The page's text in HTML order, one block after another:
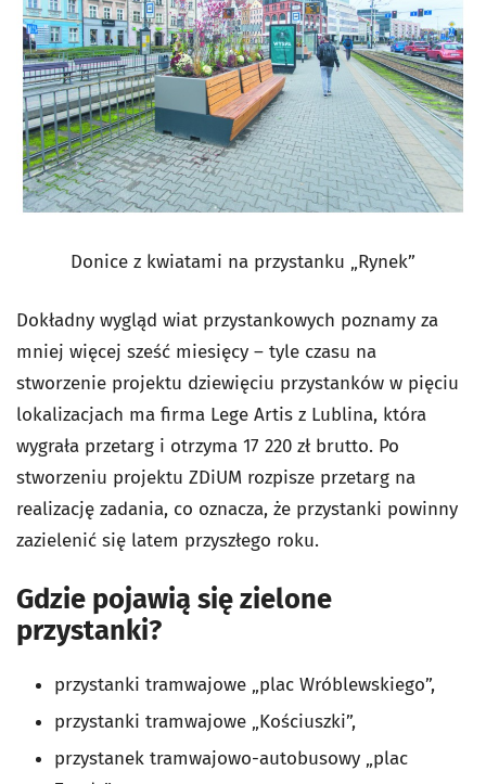
Donice z kwiatami na przystanku „Rynek”
Dokładny wygląd wiat przystankowych poznamy za
mniej więcej sześć miesięcy – tyle czasu na
stworzenie projektu dziewięciu przystanków w pięciu
lokalizacjach ma firma Lege Artis z Lublina, która
wygrała przetarg i otrzyma 17 220 zł brutto. Po
stworzeniu projektu ZDiUM rozpisze przetarg na
realizację zadania, co oznacza, że przystanki powinny
zazielenić się latem przyszłego roku.
Gdzie pojawią się zielone
przystanki?
przystanki tramwajowe „plac Wróblewskiego”,
przystanki tramwajowe „Kościuszki”,
przystanek tramwajowo-autobusowy „plac